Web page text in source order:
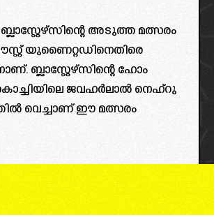
അടുത്ത മത്സരം
യുണൈറ്റഡിനെതിരെ
ബ്ലാസ്റ്റേഴ്‌സിന്റെ ഹോം
ജവഹർലാൽ നെഹ്‌റു
വെച്ചാണ് ഈ മത്സരം